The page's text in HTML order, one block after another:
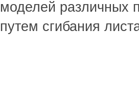
моделей различных
путем сгибания